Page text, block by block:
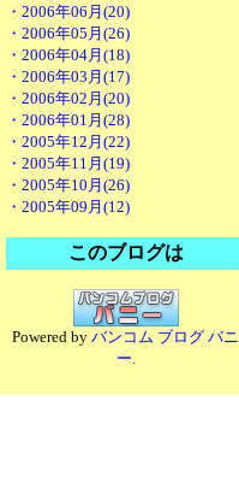
・2006年06月(20)
・2006年05月(26)
・2006年04月(18)
・2006年03月(17)
・2006年02月(20)
・2006年01月(28)
・2005年12月(22)
・2005年11月(19)
・2005年10月(26)
・2005年09月(12)
このブログは
Powered byバンコム ブログ バニ
ー.